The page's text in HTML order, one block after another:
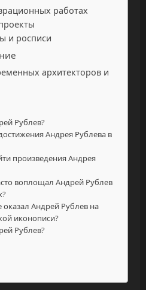
работах
и росписи
архитекторов и
Рублев?
Андрея Рублева в
произведения Андрея
воплощал Андрей Рублев
оказал Андрей Рублев на
иконописи?
Рублев?